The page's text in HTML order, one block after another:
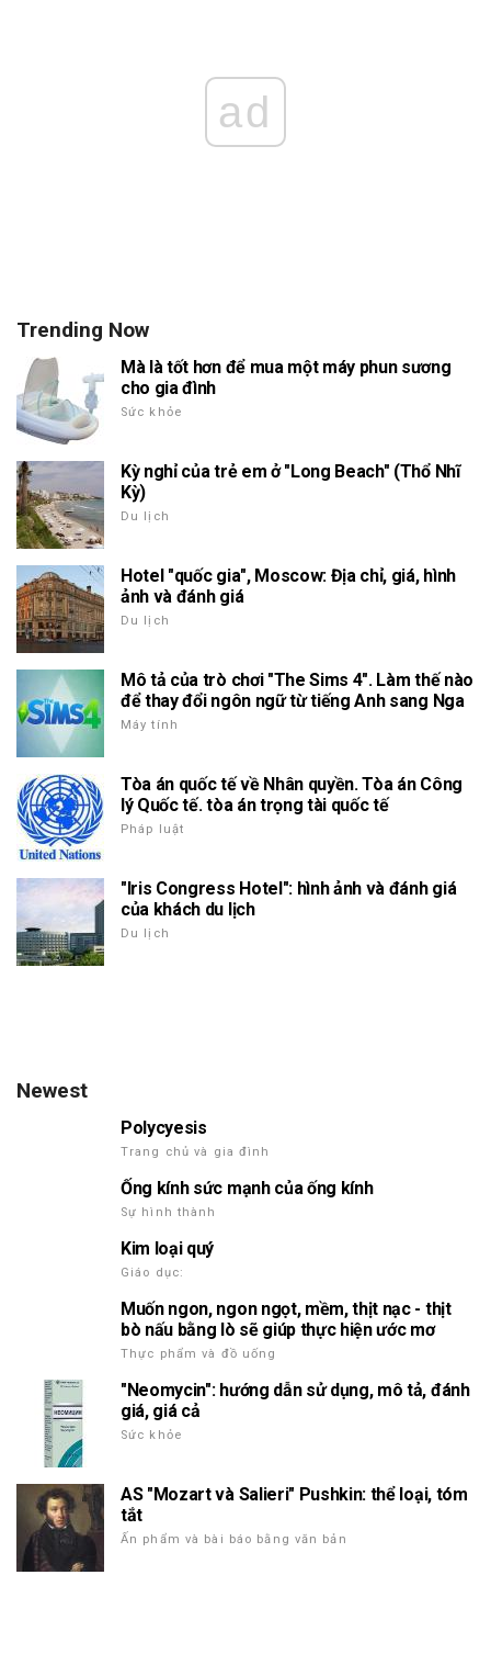
ad
Trending Now
Mà là tốt hơn để mua một máy phun sương
cho gia đình
Sức khỏe
Kỳ nghỉ của trẻ em ở "Long Beach" (Thổ Nhĩ
Kỳ)
Du lịch
Hotel "quốc gia", Moscow: Địa chỉ, giá, hình
ảnh và đánh giá
Du lịch
Mô tả của trò chơi "The Sims 4". Làm thế nào
để thay đổi ngôn ngữ từ tiếng Anh sang Nga
Máy tính
Tòa án quốc tế về Nhân quyền. Tòa án Công
lý Quốc tế. tòa án trọng tài quốc tế
Pháp luật
"Iris Congress Hotel": hình ảnh và đánh giá
của khách du lịch
Du lịch
Newest
Polycyesis
Trang chủ và gia đình
Ống kính sức mạnh của ống kính
Sự hình thành
Kim loại quý
Giáo dục:
Muốn ngon, ngon ngọt, mềm, thịt nạc - thịt
bò nấu bằng lò sẽ giúp thực hiện ước mơ
Thực phẩm và đồ uống
"Neomycin": hướng dẫn sử dụng, mô tả, đánh
giá, giá cả
Sức khỏe
AS "Mozart và Salieri" Pushkin: thể loại, tóm
tắt
Ấn phẩm và bài báo bằng văn bản